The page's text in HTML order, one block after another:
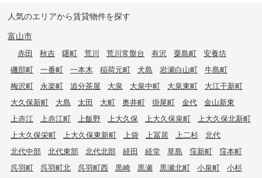
人気のエリアから賃貸物件を探す
富山市
赤田 秋吉 曙町 荒川 荒川常盤台 有沢 粟島町
安養坊
磯部町
一番町 一本木 稲荷元町 犬島 岩瀬白山町
牛島町
梅沢町
永楽町 追分茶屋 大泉 大泉中町 大泉東町
大江干新町
大久保新町
大島 太田 大町 奥井町 掛尾町 金代
金山新東
上赤江
上赤江町 上飯野 上大久保 上大久保泉町
上大久保北新町
上大久保栄町
上大久保東新町 上袋 上冨居 上二杉
北代
北代中部
北代東部 北代北部 経田 経堂 草島 窪新町
窪本町
呉羽町
呉羽町北 呉羽町西 黒崎 黒瀬 黒瀬北町 小泉町
小杉